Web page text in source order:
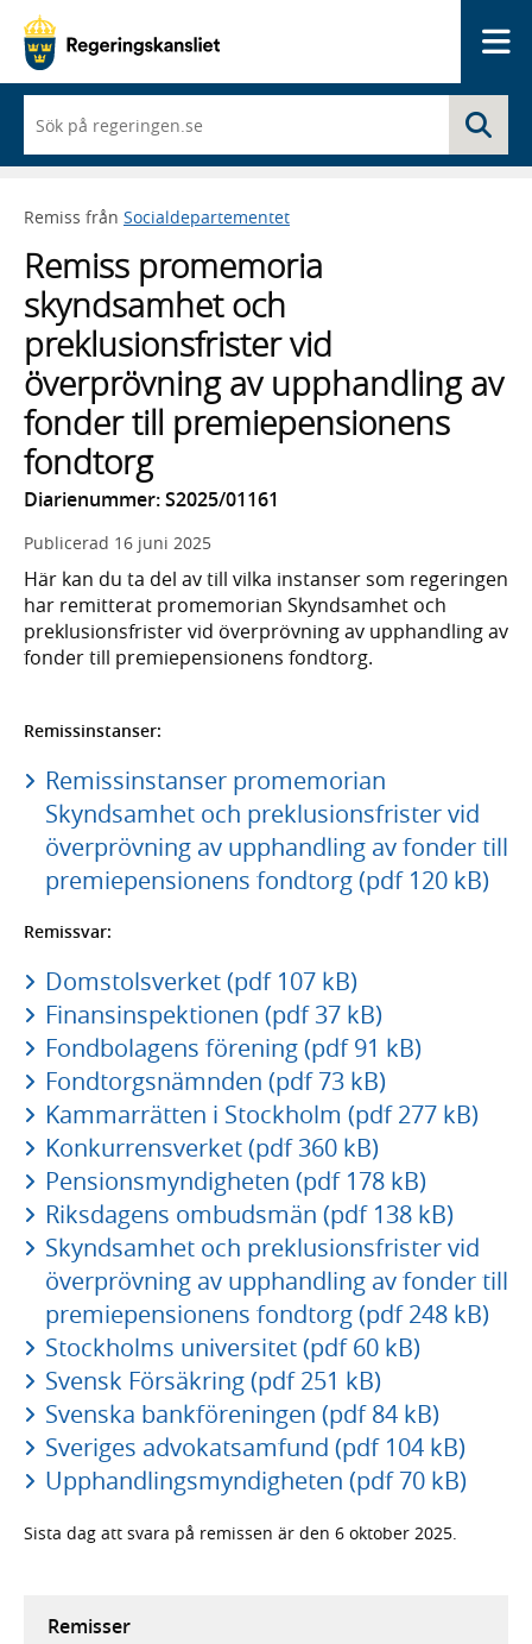
du
börjar
skriva
framträder
lista
med
sökförslag
Remiss från Socialdepartementet
Remiss promemoria
skyndsamhet och
preklusionsfrister vid
överprövning av upphandling av
fonder till premiepensionens
fondtorg
Diarienummer: S2025/01161
Publicerad 16 juni 2025
Här kan du ta del av till vilka instanser som regeringen
har remitterat promemorian Skyndsamhet och
preklusionsfrister vid överprövning av upphandling av
fonder till premiepensionens fondtorg.
Remissinstanser:
Remissinstanser promemorian
Skyndsamhet och preklusionsfrister vid
överprövning av upphandling av fonder till
premiepensionens fondtorg (pdf 120 kB)
Remissvar:
Domstolsverket (pdf 107 kB)
Finansinspektionen (pdf 37 kB)
Fondbolagens förening (pdf 91 kB)
Fondtorgsnämnden (pdf 73 kB)
Kammarrätten i Stockholm (pdf 277 kB)
Konkurrensverket (pdf 360 kB)
Pensionsmyndigheten (pdf 178 kB)
Riksdagens ombudsmän (pdf 138 kB)
Skyndsamhet och preklusionsfrister vid
överprövning av upphandling av fonder till
premiepensionens fondtorg (pdf 248 kB)
Stockholms universitet (pdf 60 kB)
Svensk Försäkring (pdf 251 kB)
Svenska bankföreningen (pdf 84 kB)
Sveriges advokatsamfund (pdf 104 kB)
Upphandlingsmyndigheten (pdf 70 kB)
Sista dag att svara på remissen är den 6 oktober 2025.
Remisser